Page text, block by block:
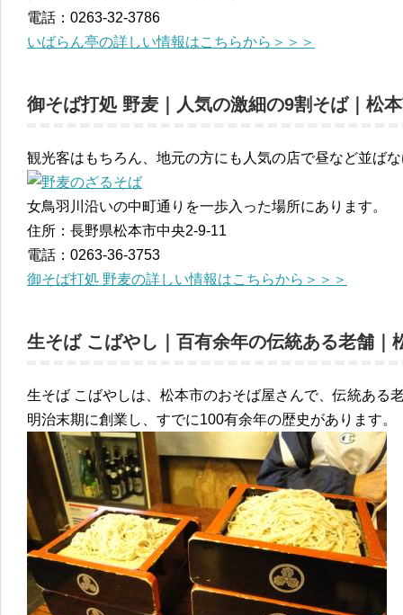
電話：0263-32-3786
いばらん亭の詳しい情報はこちらから＞＞＞
御そば打処 野麦｜人気の激細の9割そば｜松
観光客はもちろん、地元の方にも人気の店で昼など並ば
女鳥羽川沿いの中町通りを一歩入った場所にあります。
住所：長野県松本市中央2-9-11
電話：0263-36-3753
御そば打処 野麦の詳しい情報はこちらから＞＞＞
生そば こばやし｜百有余年の伝統ある老舗｜
生そば こばやしは、松本市のおそば屋さんで、伝統ある
明治末期に創業し、すでに100有余年の歴史があります。